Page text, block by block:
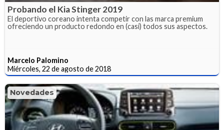
Probando el Kia Stinger 2019
El deportivo coreano intenta competir con las marca premium
ofreciendo un producto redondo en (casi) todos sus aspectos.
Marcelo Palomino
Miércoles, 22 de agosto de 2018
Novedades